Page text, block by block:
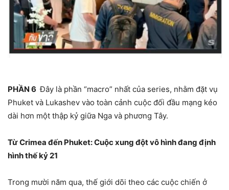
PHẦN 6 Đây là phần “macro” nhất của series, nhằm đặt vụ
Phuket và Lukashev vào toàn cảnh cuộc đối đầu mạng kéo
dài hơn một thập kỷ giữa Nga và phương Tây.
Từ Crimea đến Phuket: Cuộc xung đột vô hình đang định
hình thế kỷ 21
Trong mười năm qua, thế giới dõi theo các cuộc chiến ở